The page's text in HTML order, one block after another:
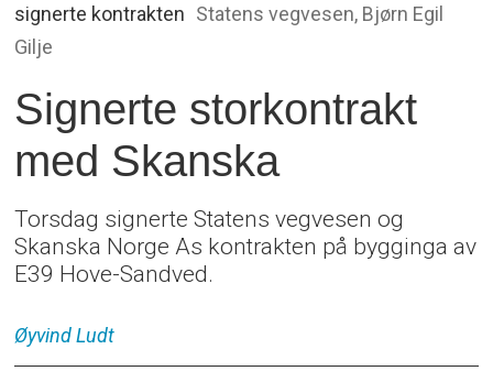
signerte kontrakten Statens vegvesen, Bjørn Egil
Gilje
Signerte storkontrakt
med Skanska
Torsdag signerte Statens vegvesen og
Skanska Norge As kontrakten på bygginga av
E39 Hove-Sandved.
Øyvind Ludt